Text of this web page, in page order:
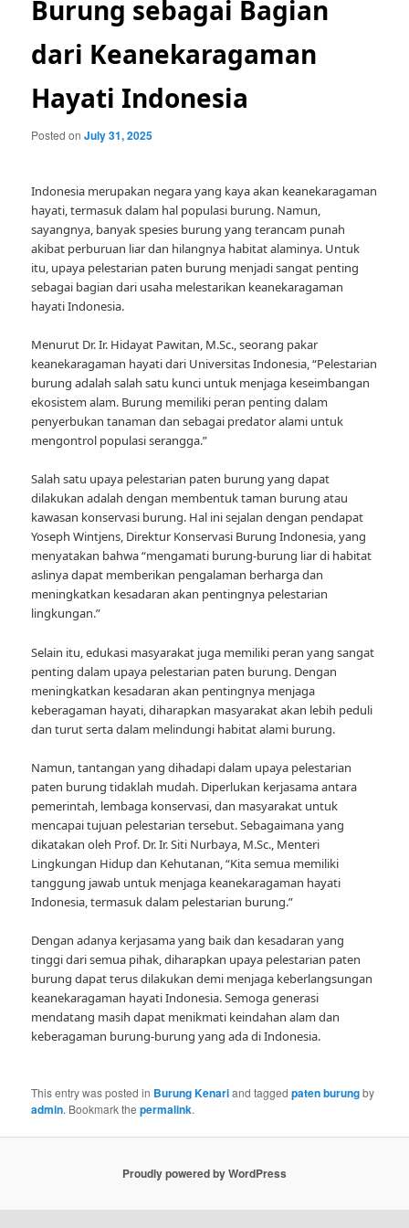
Burung sebagai Bagian
dari Keanekaragaman
Hayati Indonesia
Posted onJuly 31, 2025
Indonesia merupakan negara yang kaya akan keanekaragaman
hayati, termasuk dalam hal populasi burung. Namun,
sayangnya, banyak spesies burung yang terancam punah
akibat perburuan liar dan hilangnya habitat alaminya. Untuk
itu, upaya pelestarian paten burung menjadi sangat penting
sebagai bagian dari usaha melestarikan keanekaragaman
hayati Indonesia.
Menurut Dr. Ir. Hidayat Pawitan, M.Sc., seorang pakar
keanekaragaman hayati dari Universitas Indonesia, “Pelestarian
burung adalah salah satu kunci untuk menjaga keseimbangan
ekosistem alam. Burung memiliki peran penting dalam
penyerbukan tanaman dan sebagai predator alami untuk
mengontrol populasi serangga.”
Salah satu upaya pelestarian paten burung yang dapat
dilakukan adalah dengan membentuk taman burung atau
kawasan konservasi burung. Hal ini sejalan dengan pendapat
Yoseph Wintjens, Direktur Konservasi Burung Indonesia, yang
menyatakan bahwa “mengamati burung-burung liar di habitat
aslinya dapat memberikan pengalaman berharga dan
meningkatkan kesadaran akan pentingnya pelestarian
lingkungan.”
Selain itu, edukasi masyarakat juga memiliki peran yang sangat
penting dalam upaya pelestarian paten burung. Dengan
meningkatkan kesadaran akan pentingnya menjaga
keberagaman hayati, diharapkan masyarakat akan lebih peduli
dan turut serta dalam melindungi habitat alami burung.
Namun, tantangan yang dihadapi dalam upaya pelestarian
paten burung tidaklah mudah. Diperlukan kerjasama antara
pemerintah, lembaga konservasi, dan masyarakat untuk
mencapai tujuan pelestarian tersebut. Sebagaimana yang
dikatakan oleh Prof. Dr. Ir. Siti Nurbaya, M.Sc., Menteri
Lingkungan Hidup dan Kehutanan, “Kita semua memiliki
tanggung jawab untuk menjaga keanekaragaman hayati
Indonesia, termasuk dalam pelestarian burung.”
Dengan adanya kerjasama yang baik dan kesadaran yang
tinggi dari semua pihak, diharapkan upaya pelestarian paten
burung dapat terus dilakukan demi menjaga keberlangsungan
keanekaragaman hayati Indonesia. Semoga generasi
mendatang masih dapat menikmati keindahan alam dan
keberagaman burung-burung yang ada di Indonesia.
This entry was posted in Burung Kenariand taggedpaten burungby
admin. Bookmark thepermalink.
Proudly powered by WordPress